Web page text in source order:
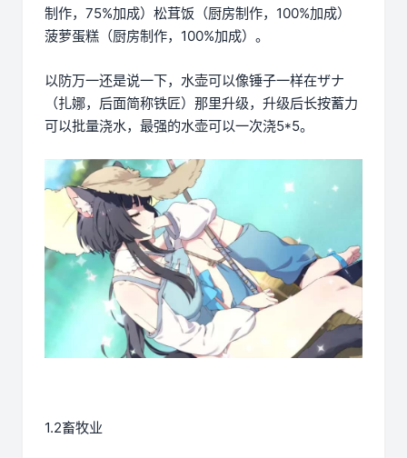
制作，75%加成）松茸饭（厨房制作，100%加成）
菠萝蛋糕（厨房制作，100%加成）。
以防万一还是说一下，水壶可以像锤子一样在ザナ
（扎娜，后面简称铁匠）那里升级，升级后长按蓄力
可以批量浇水，最强的水壶可以一次浇5*5。
1.2畜牧业